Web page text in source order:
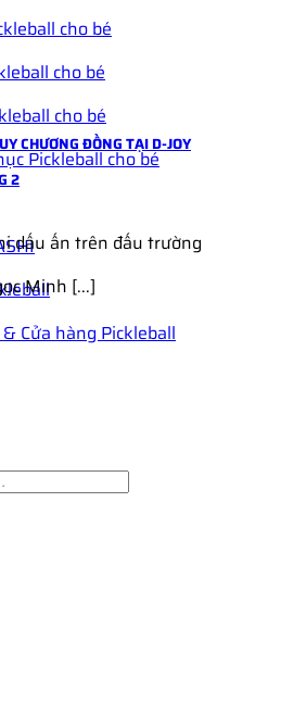
cho bé
cho bé
cho bé
Pickleball cho bé
Cửa hàng Pickleball
CHƯƠNG ĐỒNG TẠI D-JOY
2
dấu ấn trên đấu trường
Minh [...]